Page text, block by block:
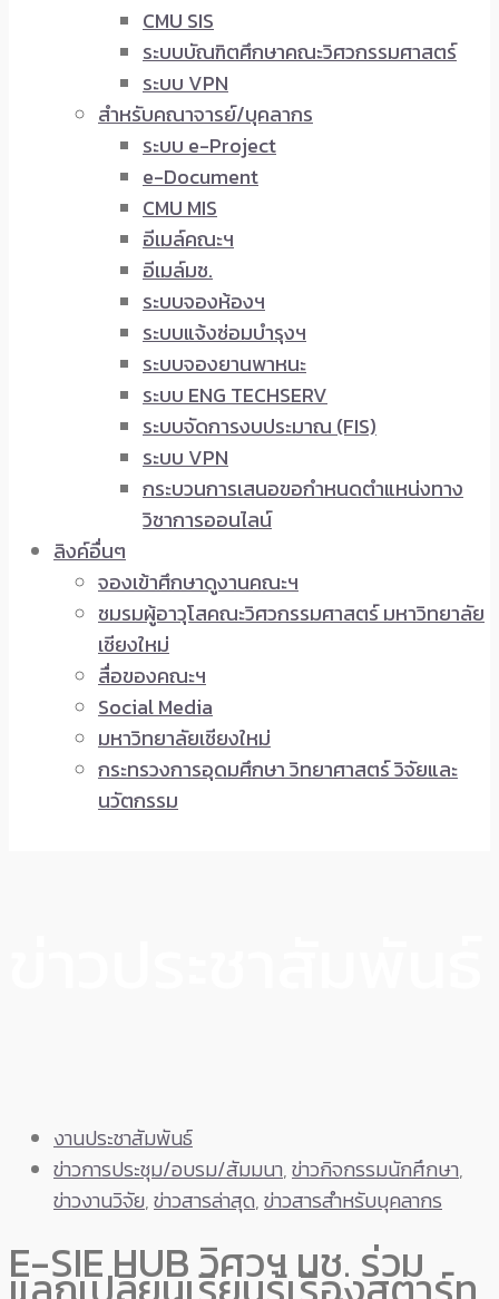
CMU SIS
ระบบบัณฑิตศึกษาคณะวิศวกรรมศาสตร์
ระบบ VPN
สำหรับคณาจารย์/บุคลากร
ระบบ e-Project
e-Document
CMU MIS
อีเมล์คณะฯ
อีเมล์มช.
ระบบจองห้องฯ
ระบบแจ้งซ่อมบำรุงฯ
ระบบจองยานพาหนะ
ระบบ ENG TECHSERV
ระบบจัดการงบประมาณ (FIS)
ระบบ VPN
กระบวนการเสนอขอกำหนดตำแหน่งทาง
วิชาการออนไลน์
ลิงค์อื่นๆ
จองเข้าศึกษาดูงานคณะฯ
ชมรมผู้อาวุโสคณะวิศวกรรมศาสตร์ มหาวิทยาลัย
เชียงใหม่
สื่อของคณะฯ
Social Media
มหาวิทยาลัยเชียงใหม่
กระทรวงการอุดมศึกษา วิทยาศาสตร์ วิจัยและ
นวัตกรรม
งานประชาสัมพันธ์
ข่าวการประชุม/อบรม/สัมมนา,ข่าวกิจกรรมนักศึกษา,
ข่าวงานวิจัย,ข่าวสารล่าสุด,ข่าวสารสำหรับบุคลากร
E-SIE HUB วิศวฯ มช. ร่วม